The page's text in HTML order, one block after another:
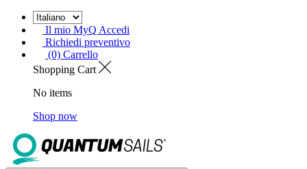
Il mio MyQ Accedi
Richiedi preventivo
(0) Carrello
Shopping Cart
No items
Shop now